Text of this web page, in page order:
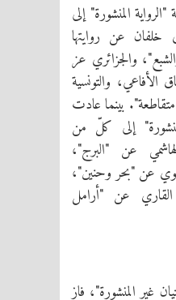
المنشورة" إلى
عن روايتها
والجزائري عز
والتونسية
بينما عادت
إلى كلّ من
عن "البرج"،
عن "بحر وحنين"،
القاري عن "أرامل
غير المنشورة"، فاز